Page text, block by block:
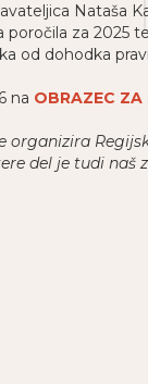
Nataša
za 2025
od dohodka
na OBRAZEC ZA
organizira
del je tudi